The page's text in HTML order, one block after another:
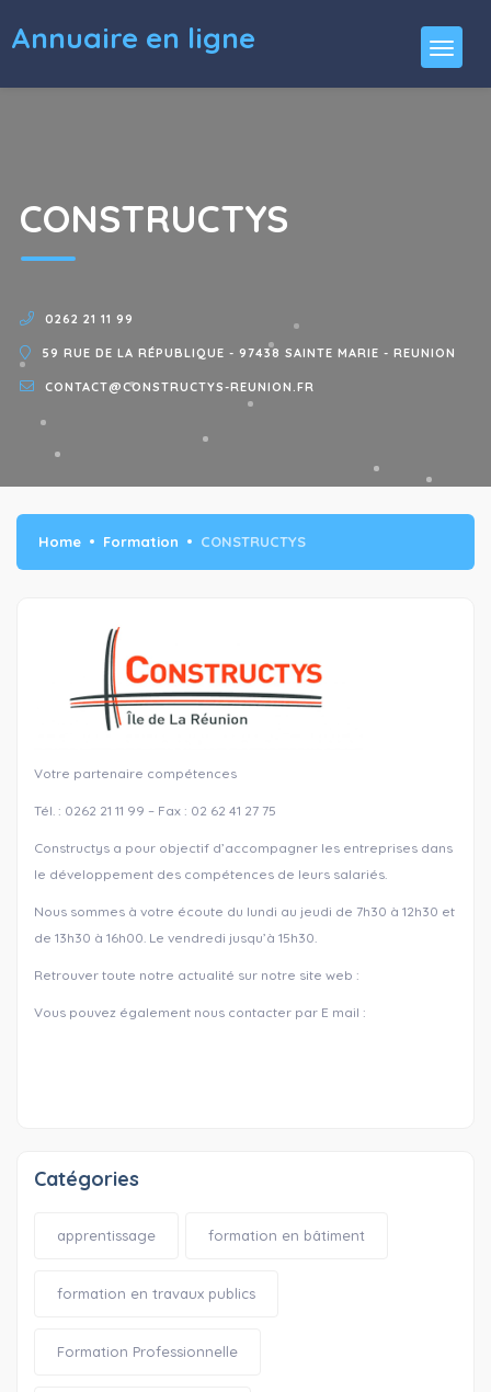
Annuaire en ligne
CONSTRUCTYS
0262 21 11 99
59 RUE DE LA RÉPUBLIQUE - 97438 SAINTE MARIE - REUNION
CONTACT@CONSTRUCTYS-REUNION.FR
Home Formation CONSTRUCTYS
Votre partenaire compétences
Tél. : 0262 21 11 99 – Fax : 02 62 41 27 75
Constructys a pour objectif d’accompagner les entreprises dans
le développement des compétences de leurs salariés.
Nous sommes à votre écoute du lundi au jeudi de 7h30 à 12h30 et
de 13h30 à 16h00. Le vendredi jusqu’à 15h30.
Retrouver toute notre actualité sur notre site web :
Vous pouvez également nous contacter par E mail :
Catégories
apprentissage formation en bâtiment
formation en travaux publics
Formation Professionnelle